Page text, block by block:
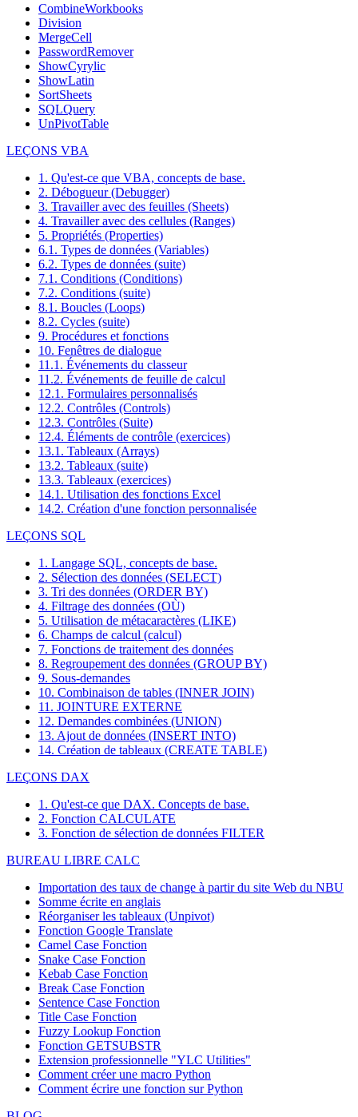
CombineWorkbooks
Division
MergeCell
PasswordRemover
ShowCyrylic
ShowLatin
SortSheets
SQLQuery
UnPivotTable
LEÇONS VBA
1. Qu'est-ce que VBA, concepts de base.
2. Débogueur (Debugger)
3. Travailler avec des feuilles (Sheets)
4. Travailler avec des cellules (Ranges)
5. Propriétés (Properties)
6.1. Types de données (Variables)
6.2. Types de données (suite)
7.1. Conditions (Conditions)
7.2. Conditions (suite)
8.1. Boucles (Loops)
8.2. Cycles (suite)
9. Procédures et fonctions
10. Fenêtres de dialogue
11.1. Événements du classeur
11.2. Événements de feuille de calcul
12.1. Formulaires personnalisés
12.2. Contrôles (Controls)
12.3. Contrôles (Suite)
12.4. Éléments de contrôle (exercices)
13.1. Tableaux (Arrays)
13.2. Tableaux (suite)
13.3. Tableaux (exercices)
14.1. Utilisation des fonctions Excel
14.2. Création d'une fonction personnalisée
LEÇONS SQL
1. Langage SQL, concepts de base.
2. Sélection des données (SELECT)
3. Tri des données (ORDER BY)
4. Filtrage des données (OÙ)
5. Utilisation de métacaractères (LIKE)
6. Champs de calcul (calcul)
7. Fonctions de traitement des données
8. Regroupement des données (GROUP BY)
9. Sous-demandes
10. Combinaison de tables (INNER JOIN)
11. JOINTURE EXTERNE
12. Demandes combinées (UNION)
13. Ajout de données (INSERT INTO)
14. Création de tableaux (CREATE TABLE)
LEÇONS DAX
1. Qu'est-ce que DAX. Concepts de base.
2. Fonction CALCULATE
3. Fonction de sélection de données FILTER
BUREAU LIBRE CALC
Importation des taux de change à partir du site Web du NBU
Somme écrite en anglais
Réorganiser les tableaux (Unpivot)
Fonction Google Translate
Camel Case Fonction
Snake Case Fonction
Kebab Case Fonction
Break Case Fonction
Sentence Case Fonction
Title Case Fonction
Fuzzy Lookup Fonction
Fonction GETSUBSTR
Extension professionnelle "YLC Utilities"
Comment créer une macro Python
Comment écrire une fonction sur Python